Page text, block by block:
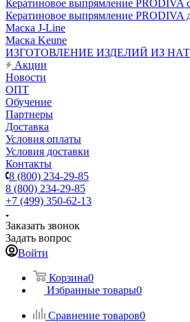
Кератиновое выпрямление PRODIVA
Кератиновое выпрямление PRODIVA
Маска J-Line
Маска Keune
ИЗГОТОВЛЕНИЕ ИЗДЕЛИЙ ИЗ
Акции
Новости
ОПТ
Обучение
Партнеры
Доставка
Условия оплаты
Условия доставки
Контакты
8 (800) 234-29-85
8 (800) 234-29-85
+7 (499) 350-62-13
Заказать звонок
Задать вопрос
Войти
Корзина0
Избранные товары0
Сравнение товаров0